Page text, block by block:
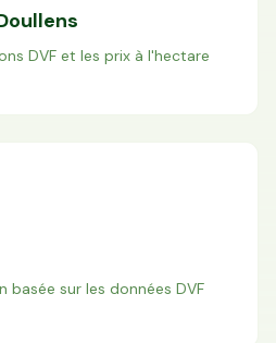
DVF et les prix à l'hectare
sur les données DVF